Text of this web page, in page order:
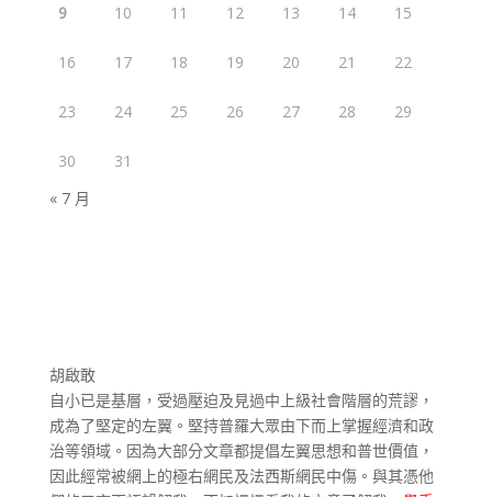
9 10 11 12 13 14 15
16 17 18 19 20 21 22
23 24 25 26 27 28 29
30
31
« 7 月
胡啟敢
自小已是基層，受過壓迫及見過中上級社會階層的荒謬，
成為了堅定的左翼。堅持普羅大眾由下而上掌握經濟和政
治等領域。因為大部分文章都提倡左翼思想和普世價值，
因此經常被網上的極右網民及法西斯網民中傷。與其憑他